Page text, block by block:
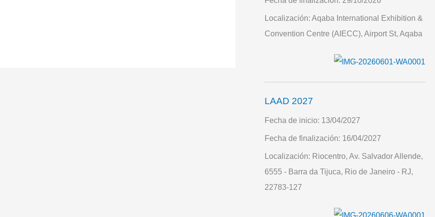
Localización: Aqaba International Exhibition &
Convention Centre (AIECC), Airport St, Aqaba
LAAD 2027
Fecha de inicio: 13/04/2027
Fecha de finalización: 16/04/2027
Localización: Riocentro, Av. Salvador Allende,
6555 - Barra da Tijuca, Rio de Janeiro - RJ,
22783-127